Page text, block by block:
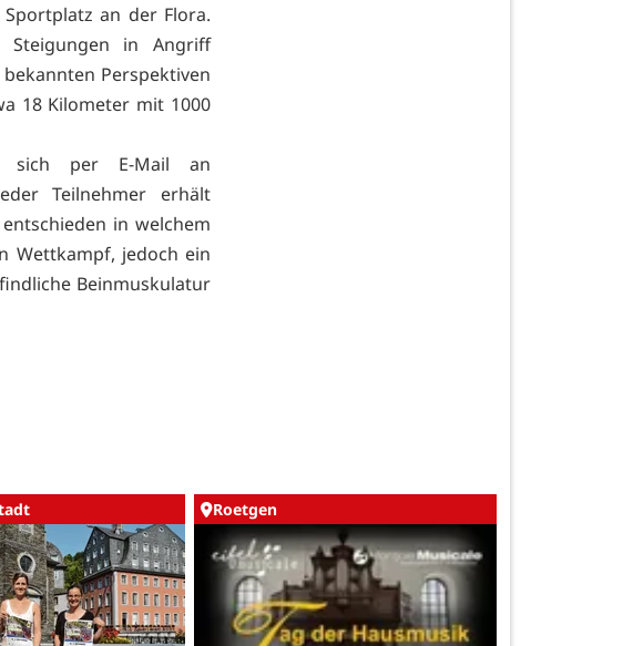
an der Flora.
Steigungen in Angriff
Perspektiven
18 Kilometer mit 1000
sich per E-Mail an
Teilnehmer erhält
in welchem
Wettkampf, jedoch ein
Beinmuskulatur
Roetgen